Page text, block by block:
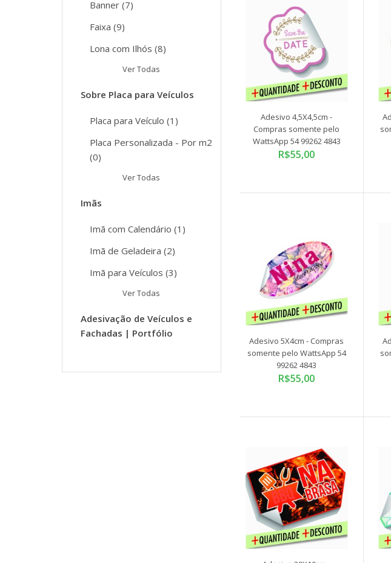
Banner (7)
Faixa (9)
Lona com Ilhós (8)
Ver Todas
Sobre Placa para Veículos
Placa para Veículo (1)
Placa Personalizada - Por m2
(0)
Ver Todas
Imãs
Imã com Calendário (1)
Imã de Geladeira (2)
Imã para Veículos (3)
Ver Todas
Adesivação de Veículos e
Fachadas | Portfólio
Adesivo 4,5X4,5cm -
Compras somente pelo
WattsApp 54 99262 4843
R$55,00
Adesivo 5X4cm - Compras
somente pelo WattsApp 54
99262 4843
R$55,00